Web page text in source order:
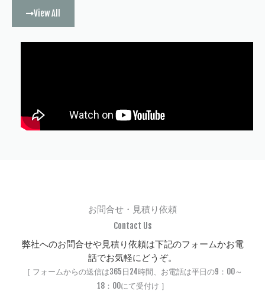
View All
お問合せ・見積り依頼
Contact Us
弊社へのお問合せや見積り依頼は下記のフォームかお電
話でお気軽にどうぞ。
［ フォームからの送信は365日24時間、お電話は平日の9：00～
18：00にて受付け ］